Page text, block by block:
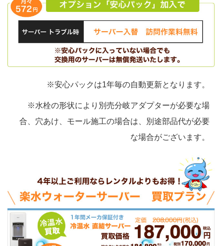
※安心パックは1年毎の自動更新となります。
※水栓の形状により別売分岐アダプターが必要な場
合、穴あけ、モール施工の場合は、別途部品代が必要
な場合がございます。